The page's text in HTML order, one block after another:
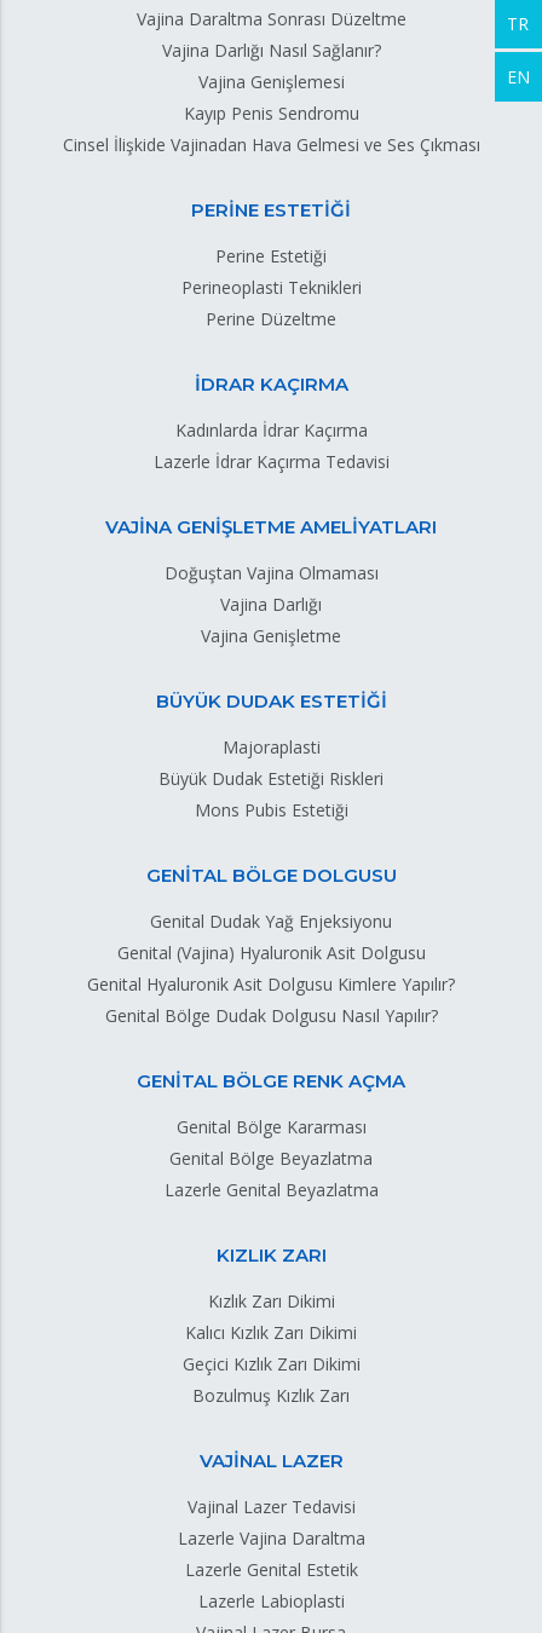
Vajina Daraltma Sonrası Düzeltme
Vajina Darlığı Nasıl Sağlanır?
Vajina Genişlemesi
Kayıp Penis Sendromu
Cinsel İlişkide Vajinadan Hava Gelmesi ve Ses Çıkması
PERİNE ESTETİĞİ
Perine Estetiği
Perineoplasti Teknikleri
Perine Düzeltme
İDRAR KAÇIRMA
Kadınlarda İdrar Kaçırma
Lazerle İdrar Kaçırma Tedavisi
VAJİNA GENİŞLETME AMELİYATLARI
Doğuştan Vajina Olmaması
Vajina Darlığı
Vajina Genişletme
BÜYÜK DUDAK ESTETİĞİ
Majoraplasti
Büyük Dudak Estetiği Riskleri
Mons Pubis Estetiği
GENİTAL BÖLGE DOLGUSU
Genital Dudak Yağ Enjeksiyonu
Genital (Vajina) Hyaluronik Asit Dolgusu
Genital Hyaluronik Asit Dolgusu Kimlere Yapılır?
Genital Bölge Dudak Dolgusu Nasıl Yapılır?
GENİTAL BÖLGE RENK AÇMA
Genital Bölge Kararması
Genital Bölge Beyazlatma
Lazerle Genital Beyazlatma
KIZLIK ZARI
Kızlık Zarı Dikimi
Kalıcı Kızlık Zarı Dikimi
Geçici Kızlık Zarı Dikimi
Bozulmuş Kızlık Zarı
VAJİNAL LAZER
Vajinal Lazer Tedavisi
Lazerle Vajina Daraltma
Lazerle Genital Estetik
Lazerle Labioplasti
TR
EN